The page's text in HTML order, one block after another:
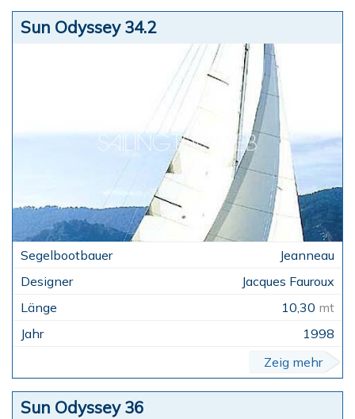
Sun Odyssey 34.2
Jeanneau
Jacques Fauroux
10,30 mt
1998
Zeig mehr
Sun Odyssey 36